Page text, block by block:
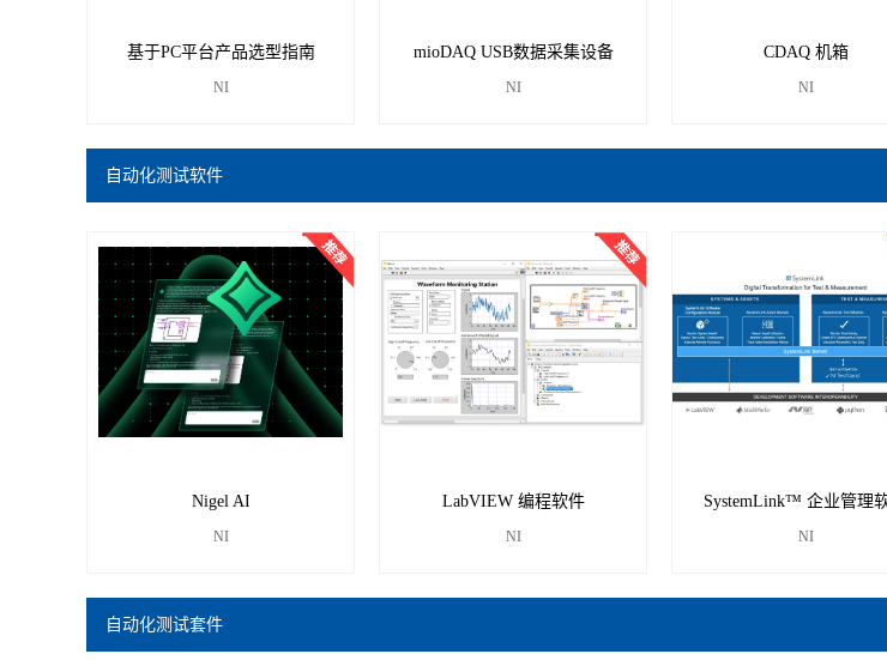
基于PC平台产品选型指南
NI
mioDAQ USB数据采集设备
NI
CDAQ 机箱
NI
自动化测试软件
Nigel AI
NI
LabVIEW 编程软件
NI
SystemLink™ 企业管理
NI
自动化测试套件